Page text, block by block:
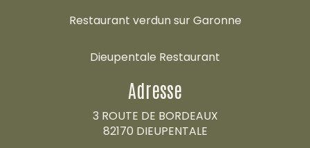
Restaurant verdun sur Garonne
Dieupentale Restaurant
Adresse
3 ROUTE DE BORDEAUX
82170 DIEUPENTALE